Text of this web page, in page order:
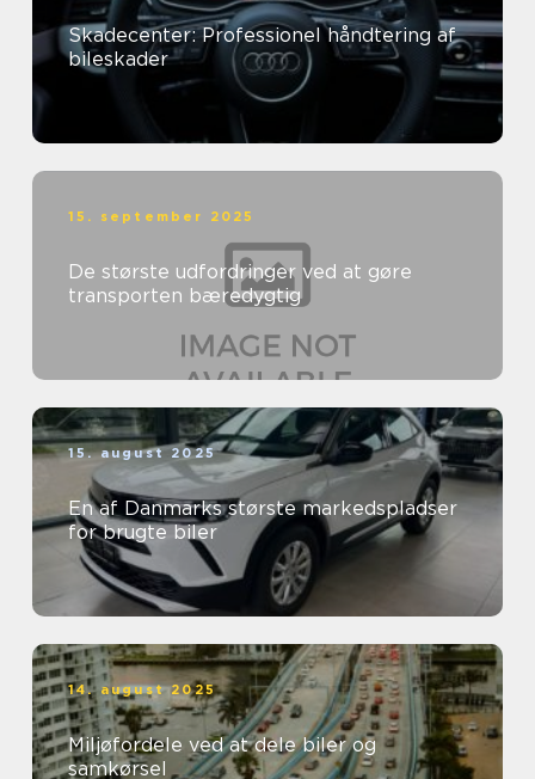
Skadecenter: Professionel håndtering af
bileskader
15. september 2025
De største udfordringer ved at gøre
transporten bæredygtig
15. august 2025
En af Danmarks største markedspladser
for brugte biler
14. august 2025
Miljøfordele ved at dele biler og
samkørsel